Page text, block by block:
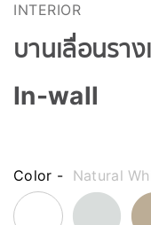
INTERIOR
บานเลื่อนรา
In-wall
Color - Natural